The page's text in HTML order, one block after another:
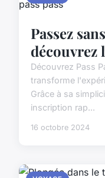
Passez
découvrez
Découvrez Pass
transforme
Grâce à sa
inscription rap...
16 octobre 2024